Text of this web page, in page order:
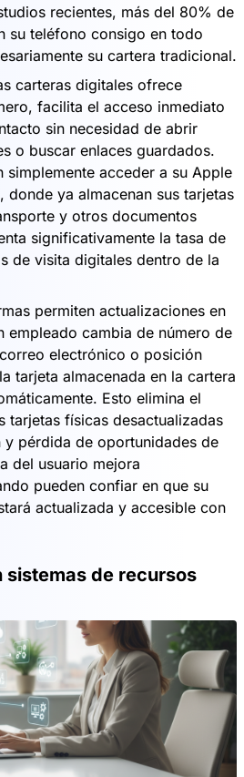
recientes, más del 80% de
su teléfono consigo en todo
su cartera tradicional.
carteras digitales ofrece
facilita el acceso inmediato
sin necesidad de abrir
o buscar enlaces guardados.
simplemente acceder a su Apple
donde ya almacenan sus tarjetas
y otros documentos
significativamente la tasa de
de visita digitales dentro de la
permiten actualizaciones en
empleado cambia de número de
electrónico o posición
tarjeta almacenada en la cartera
Esto elimina el
tarjetas físicas desactualizadas
y pérdida de oportunidades de
del usuario mejora
pueden confiar en que su
actualizada y accesible con
sistemas de recursos